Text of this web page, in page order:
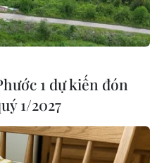
qua thiết bị, điện thoại
1 dự kiến đón
1/2027